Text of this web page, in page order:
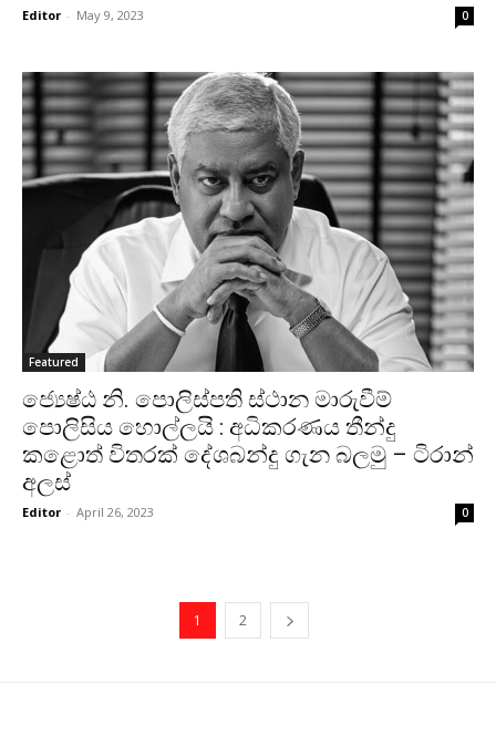
Editor - May 9, 2023 0
Featured
ජ්‍යෙෂ්ඨ නි. පොලිස්පති ස්ථාන මාරුවීම්
පොලිසිය හොල්ලයි : අධිකරණය තීන්දු
කළොත් විතරක් දේශබන්දු ගැන බලමු – ටිරාන්
අලස්
Editor - April 26, 2023 0
1 2